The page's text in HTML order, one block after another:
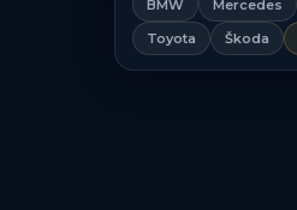
BMW Mercedes
Toyota
Škoda